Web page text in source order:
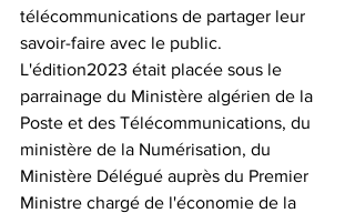
télécommunications de partager leur
savoir-faire avec le public.
L'édition2023 était placée sous le
parrainage du Ministère algérien de la
Poste et des Télécommunications, du
ministère de la Numérisation, du
Ministère Délégué auprès du Premier
Ministre chargé de l'économie de la